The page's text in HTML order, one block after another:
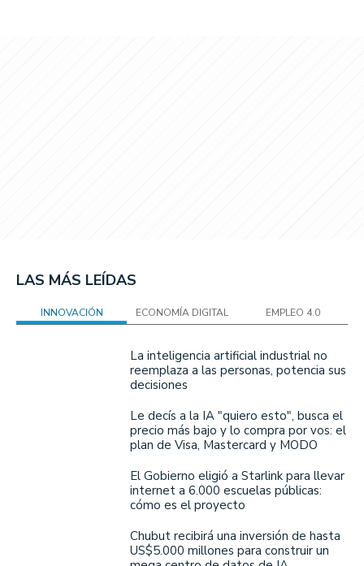
LAS MÁS LEÍDAS
INNOVACIÓN ECONOMÍA DIGITAL EMPLEO 4.0
La inteligencia artificial industrial no
reemplaza a las personas, potencia sus
decisiones
Le decís a la IA "quiero esto", busca el
precio más bajo y lo compra por vos: el
plan de Visa, Mastercard y MODO
El Gobierno eligió a Starlink para llevar
internet a 6.000 escuelas públicas:
cómo es el proyecto
Chubut recibirá una inversión de hasta
US$5.000 millones para construir un